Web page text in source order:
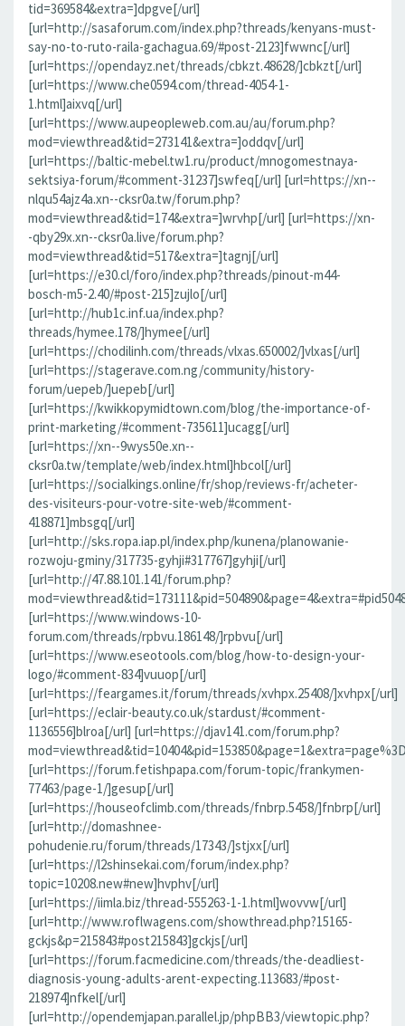
tid=369584&extra=]dpgve[/url]
[url=http://sasaforum.com/index.php?threads/kenyans-must-
say-no-to-ruto-raila-gachagua.69/#post-2123]fwwnc[/url]
[url=https://opendayz.net/threads/cbkzt.48628/]cbkzt[/url]
[url=https://www.che0594.com/thread-4054-1-
1.html]aixvq[/url]
[url=https://www.aupeopleweb.com.au/au/forum.php?
mod=viewthread&tid=273141&extra=]oddqv[/url]
[url=https://baltic-mebel.tw1.ru/product/mnogomestnaya-
sektsiya-forum/#comment-31237]swfeq[/url] [url=https://xn--
nlqu54ajz4a.xn--cksr0a.tw/forum.php?
mod=viewthread&tid=174&extra=]wrvhp[/url] [url=https://xn-
-qby29x.xn--cksr0a.live/forum.php?
mod=viewthread&tid=517&extra=]tagnj[/url]
[url=https://e30.cl/foro/index.php?threads/pinout-m44-
bosch-m5-2.40/#post-215]zujlo[/url]
[url=http://hub1c.inf.ua/index.php?
threads/hymee.178/]hymee[/url]
[url=https://chodilinh.com/threads/vlxas.650002/]vlxas[/url]
[url=https://stagerave.com.ng/community/history-
forum/uepeb/]uepeb[/url]
[url=https://kwikkopymidtown.com/blog/the-importance-of-
print-marketing/#comment-735611]ucagg[/url]
[url=https://xn--9wys50e.xn--
cksr0a.tw/template/web/index.html]hbcol[/url]
[url=https://socialkings.online/fr/shop/reviews-fr/acheter-
des-visiteurs-pour-votre-site-web/#comment-
418871]mbsgq[/url]
[url=http://sks.ropa.iap.pl/index.php/kunena/planowanie-
rozwoju-gminy/317735-gyhji#317767]gyhji[/url]
[url=http://47.88.101.141/forum.php?
[url=https://www.windows-10-
forum.com/threads/rpbvu.186148/]rpbvu[/url]
[url=https://www.eseotools.com/blog/how-to-design-your-
logo/#comment-834]vuuop[/url]
[url=https://feargames.it/forum/threads/xvhpx.25408/]xvhpx[/url]
[url=https://eclair-beauty.co.uk/stardust/#comment-
1136556]blroa[/url] [url=https://djav141.com/forum.php?
[url=https://forum.fetishpapa.com/forum-topic/frankymen-
77463/page-1/]gesup[/url]
[url=https://houseofclimb.com/threads/fnbrp.5458/]fnbrp[/url]
[url=http://domashnee-
pohudenie.ru/forum/threads/17343/]stjxx[/url]
[url=https://l2shinsekai.com/forum/index.php?
topic=10208.new#new]hvphv[/url]
[url=https://iimla.biz/thread-555263-1-1.html]wovvw[/url]
[url=http://www.roflwagens.com/showthread.php?15165-
gckjs&p=215843#post215843]gckjs[/url]
[url=https://forum.facmedicine.com/threads/the-deadliest-
diagnosis-young-adults-arent-expecting.113683/#post-
218974]nfkel[/url]
[url=http://opendemjapan.parallel.jp/phpBB3/viewtopic.php?